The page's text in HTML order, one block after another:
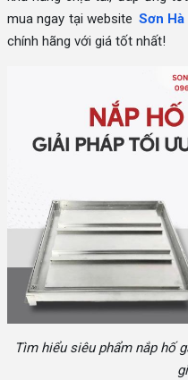
mua ngay tại website Sơn
chính hãng với giá tốt nhất!
Tìm hiểu siêu phẩm nắp hố